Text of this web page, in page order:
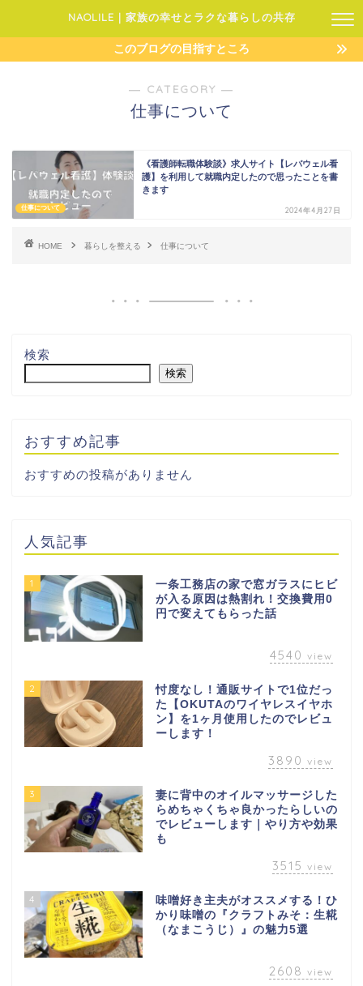
NAOLILE｜家族の幸せとラクな暮らしの共存
このブログの目指すところ
― CATEGORY ―
仕事について
仕事について
《看護師転職体験談》求人サイト【レバウェル看
護】を利用して就職内定したので思ったことを書
きます
2024年4月27日
HOME 暮らしを整える 仕事について
検索
検索
おすすめ記事
おすすめの投稿がありません
人気記事
1
一条工務店の家で窓ガラスにヒビ
が入る原因は熱割れ！交換費用0
円で変えてもらった話
4540 view
2
忖度なし！通販サイトで1位だっ
た【OKUTAのワイヤレスイヤホ
ン】を1ヶ月使用したのでレビュ
ーします！
3890 view
3
妻に背中のオイルマッサージした
らめちゃくちゃ良かったらしいの
でレビューします｜やり方や効果
も
3515 view
4
味噌好き主夫がオススメする！ひ
かり味噌の『クラフトみそ：生糀
（なまこうじ）』の魅力5選
2608 view